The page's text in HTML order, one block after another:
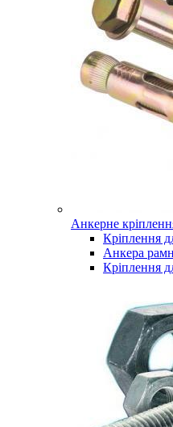
Анкерне
Кріплення
Анкера
Кріплення